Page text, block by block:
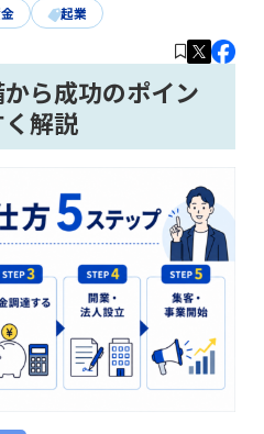
起業
ら成功のポイン
解説